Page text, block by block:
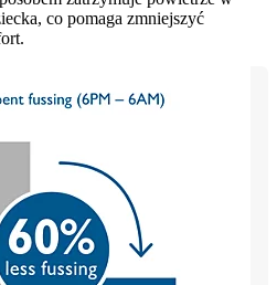
co pomaga zmniejszyć